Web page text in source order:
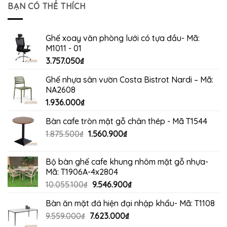
BẠN CÓ THỂ THÍCH
Ghế xoay văn phòng lưới có tựa đầu- Mã:
M1011 - 01
3.757.050₫
Ghế nhựa sân vườn Costa Bistrot Nardi – Mã:
NA2608
1.936.000₫
Bàn cafe tròn mặt gỗ chân thép - Mã T1544
1.875.500₫ Giá
1.875.500₫.
1.560.900₫Giá
là:
Bộ bàn ghế cafe khung nhôm mặt gỗ nhựa-
Mã: T1906A-4x2804
10.055.100₫ Giá
là:
10.055.100₫.
9.546.900₫Giá
tại
Bàn ăn mặt đá hiện đại nhập khẩu- Mã: T1108
9.559.000₫ Giá
7.623.000₫Giá